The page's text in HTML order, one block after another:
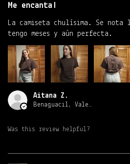
Me encanta!
La camiseta chulísima. Se
tengo meses y aún perfecta.
Aitana Z.
Benaguacil, Valencia
Was this review helpful?